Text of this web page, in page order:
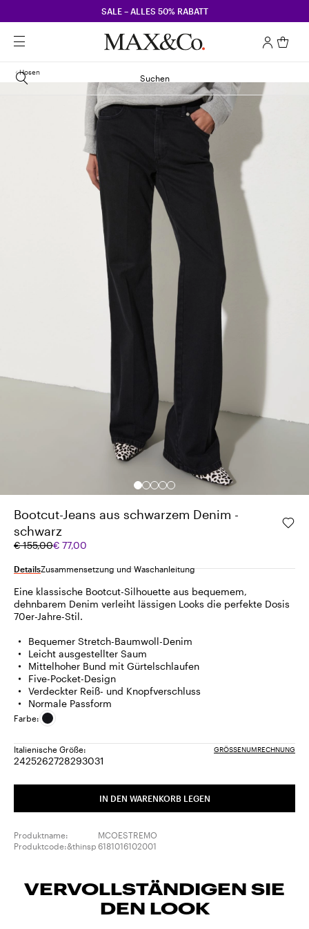
SALE – ALLES 50% RABATT
Suchen
Hosen
Bootcut-Jeans aus schwarzem Denim -
schwarz
€ 155,00€ 77,00
Ursprünglicher
€
Aktueller
€
DetailsZusammensetzung und Waschanleitung
Eine klassische Bootcut-Silhouette aus bequemem,
dehnbarem Denim verleiht lässigen Looks die perfekte Dosis
70er-Jahre-Stil.
Bequemer Stretch-Baumwoll-Denim
Leicht ausgestellter Saum
Mittelhoher Bund mit Gürtelschlaufen
Five-Pocket-Design
Verdeckter Reiß- und Knopfverschluss
Normale Passform
Farbe:
Italienische Größe: GRÖSSENUMRECHNUNG
24Größe:
25Größe:
26Größe:
27Größe:
28Größe:
29Größe:
30Größe:
31Größe:
IN DEN WARENKORB LEGEN
Produktname:
MCOESTREMO
Produktcode:&thinsp 6181016102001
VERVOLLSTÄNDIGEN SIE
DEN LOOK